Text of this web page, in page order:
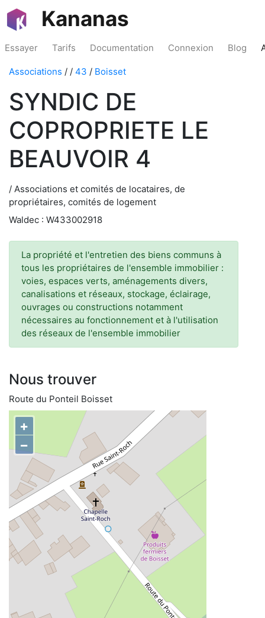
Kananas
Essayer Tarifs Documentation Connexion Blog
Associations / / 43 / Boisset
SYNDIC DE
COPROPRIETE LE
BEAUVOIR 4
/ Associations et comités de locataires, de
propriétaires, comités de logement
Waldec : W433002918
La propriété et l'entretien des biens communs à
tous les propriétaires de l'ensemble immobilier :
voies, espaces verts, aménagements divers,
canalisations et réseaux, stockage, éclairage,
ouvrages ou constructions notamment
nécessaires au fonctionnement et à l'utilisation
des réseaux de l'ensemble immobilier
Nous trouver
Route du Ponteil Boisset
+
−